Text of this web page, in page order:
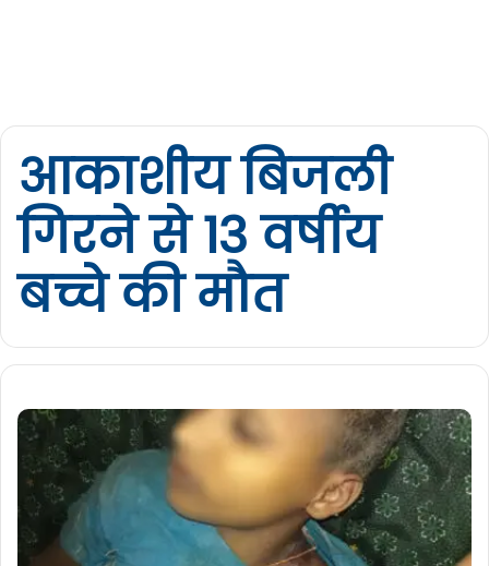
आकाशीय बिजली
गिरने से 13 वर्षीय
बच्चे की मौत